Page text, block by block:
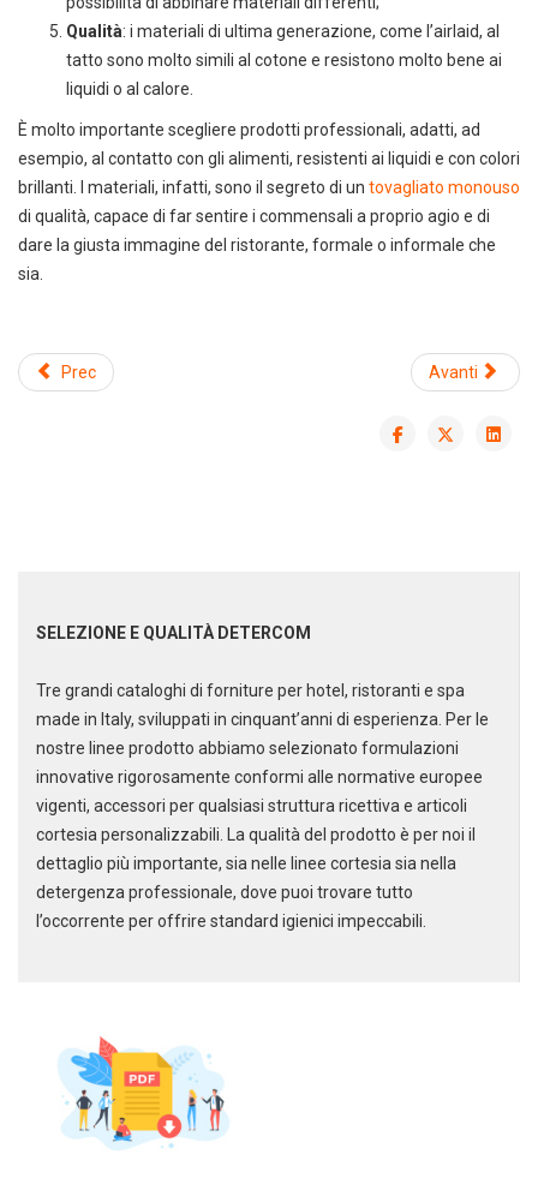
Scarica il catalogo horeca
Forniture per hotel, ristoranti e
spa
Scarica il catalogo cleaning
professionale
SELEZIONE E QUALITÀ DETERCOM
Tre grandi cataloghi di forniture per hotel, ristoranti e spa
made in Italy, sviluppati in cinquant’anni di esperienza. Per le
nostre linee prodotto abbiamo selezionato formulazioni
innovative rigorosamente conformi alle normative europee
vigenti, accessori per qualsiasi struttura ricettiva e articoli
cortesia personalizzabili. La qualità del prodotto è per noi il
dettaglio più importante, sia nelle linee cortesia sia nella
detergenza professionale, dove puoi trovare tutto
l’occorrente per offrire standard igienici impeccabili.
Qualità: i materiali di ultima generazione, come l’airlaid, al
tatto sono molto simili al cotone e resistono molto bene ai
liquidi o al calore.
È molto importante scegliere prodotti professionali, adatti, ad
esempio, al contatto con gli alimenti, resistenti ai liquidi e con colori
brillanti. I materiali, infatti, sono il segreto di un tovagliato monouso
di qualità, capace di far sentire i commensali a proprio agio e di
dare la giusta immagine del ristorante, formale o informale che
sia.
Prec Avanti